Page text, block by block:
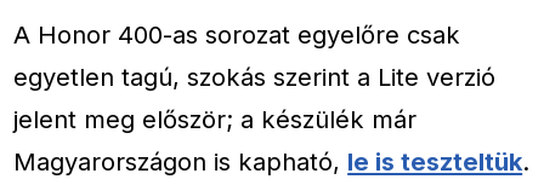
A Honor 400-as sorozat egyelőre csak
egyetlen tagú, szokás szerint a Lite verzió
jelent meg először; a készülék már
Magyarországon is kapható, le is teszteltük.